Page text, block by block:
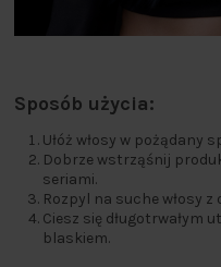
Sposób użycia:
Ułóż włosy w pożądany
Dobrze wstrząśnij
seriami.
Rozpyl na suche włosy z
Ciesz się długotrwałym
blaskiem.